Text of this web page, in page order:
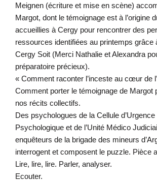
Meignen (écriture et mise en scène)
Margot, dont le témoignage est à l’origine
accueillies à Cergy pour rencontrer des
ressources identifiées au printemps grâce
Cergy Soit (Merci Nathalie et Alexandra
préparatoire précieux).
« Comment raconter l’inceste au cœur de
Comment porter le témoignage de Margot
nos récits collectifs.
Des psychologues de la Cellule
Psychologique et de l’Unité Médico
enquêteurs de la brigade des mineurs
interrogent et composent le puzzle. Pièce
Lire, lire, lire. Parler, analyser.
Ecouter.